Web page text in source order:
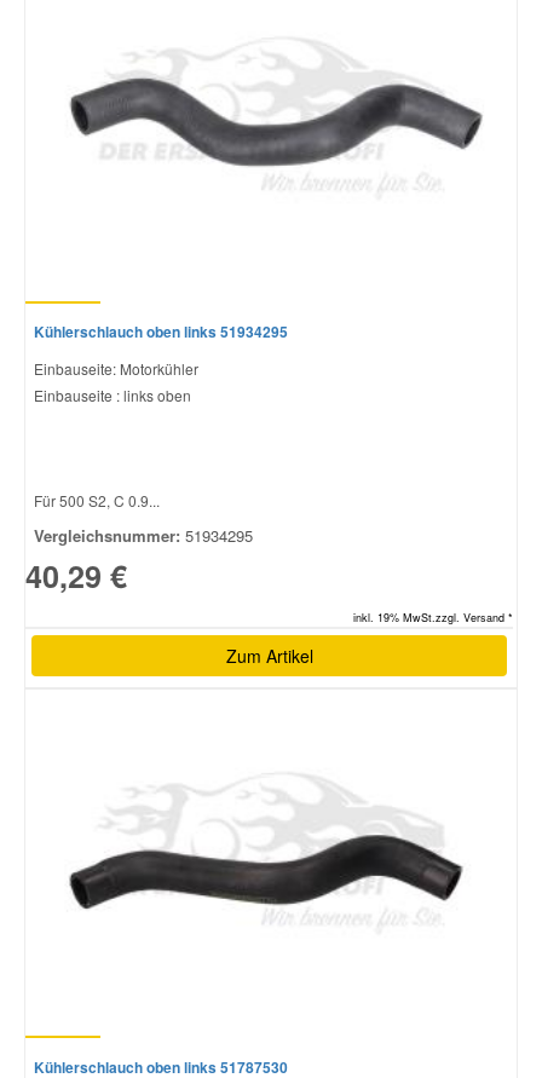
Kühlerschlauch oben links 51934295
Einbauseite: Motorkühler
Einbauseite : links oben
Für 500 S2, C 0.9...
Vergleichsnummer: 51934295
40,29 €
inkl. 19% MwSt.zzgl. Versand *
Zum Artikel
Kühlerschlauch oben links 51787530
Smart Ersatzteile
Suzuki Ersatzteile
Volvo Ersatzteile